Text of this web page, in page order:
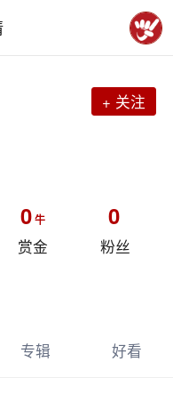
+ 关注
0牛
赏金
0
粉丝
专辑 好看